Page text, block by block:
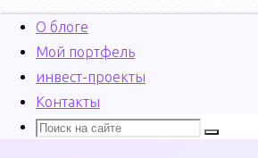
Перейти
О блоге
Мой портфель
инвест-проекты
Контакты
Поиск
Что
Поиск